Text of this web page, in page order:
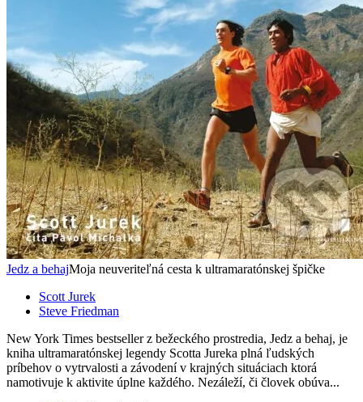
Jedz a behajMoja neuveriteľná cesta k ultramaratónskej špičke
Scott Jurek
Steve Friedman
New York Times bestseller z bežeckého prostredia, Jedz a behaj, je
kniha ultramaratónskej legendy Scotta Jureka plná ľudských
príbehov o vytrvalosti a závodení v krajných situáciach ktorá
namotivuje k aktivite úplne každého. Nezáleží, či človek obúva...